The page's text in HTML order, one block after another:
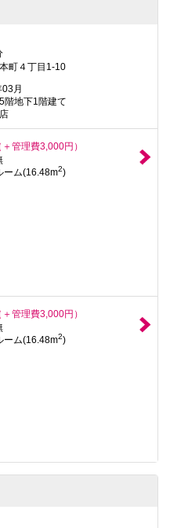
町４丁目1-10
月
階地下1階建て
＋管理費3,000円）
ーム(16.48m2)
＋管理費3,000円）
ーム(16.48m2)